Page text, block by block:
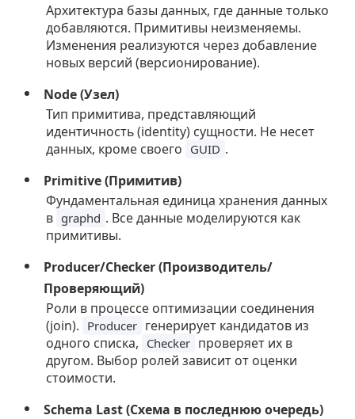
Архитектура базы данных, где данные только
добавляются. Примитивы неизменяемы.
Изменения реализуются через добавление
новых версий (версионирование).
Node (Узел)
Тип примитива, представляющий
идентичность (identity) сущности. Не несет
данных, кроме своего GUID .
Primitive (Примитив)
Фундаментальная единица хранения данных
в graphd . Все данные моделируются как
примитивы.
Producer/Checker (Производитель/
Проверяющий)
Роли в процессе оптимизации соединения
(join). Producer генерирует кандидатов из
одного списка, Checker проверяет их в
другом. Выбор ролей зависит от оценки
стоимости.
Schema Last (Схема в последнюю очередь)